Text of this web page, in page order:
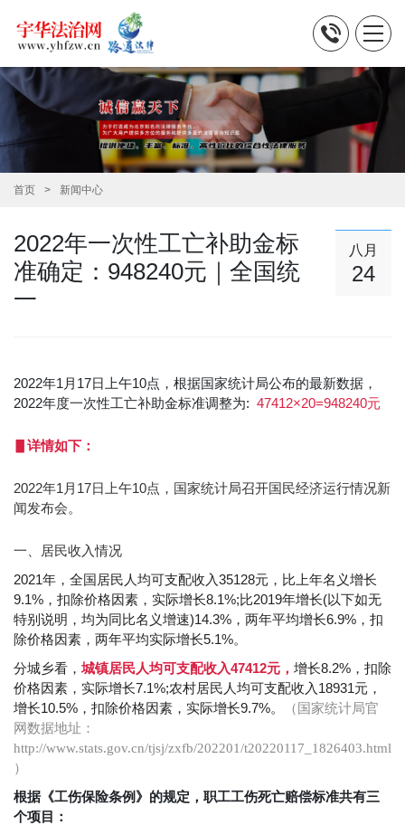
首页 新闻中心
2022年一次性工亡补助金标
准确定：948240元｜全国统
一
八月
24
2022年1月17日上午10点 ，根据国家统计局公布的最新数据，
2022年度一次性工亡补助金标准调整为: 47412×20=948240元
▋详情如下：
2022年1月17日上午10点，国家统计局召开国民经济运行情况新
闻发布会。
一、居民收入情况
2021年，全国居民人均可支配收入35128元，比上年名义增长
9.1%，扣除价格因素，实际增长8.1%;比2019年增长(以下如无
特别说明，均为同比名义增速)14.3%，两年平均增长6.9%，扣
除价格因素，两年平均实际增长5.1%。
分城乡看， 城镇居民人均可支配收入47412元， 增长8.2%，扣除
价格因素，实际增长7.1%;农村居民人均可支配收入18931元，
增长10.5%，扣除价格因素，实际增长9.7%。
（国家统计局官
网数据地址：
http://www.stats.gov.cn/tjsj/zxfb/202201/t20220117_1826403.html
）
根据《工伤保险条例》的规定，职工工伤死亡赔偿标准共有三
个项目：